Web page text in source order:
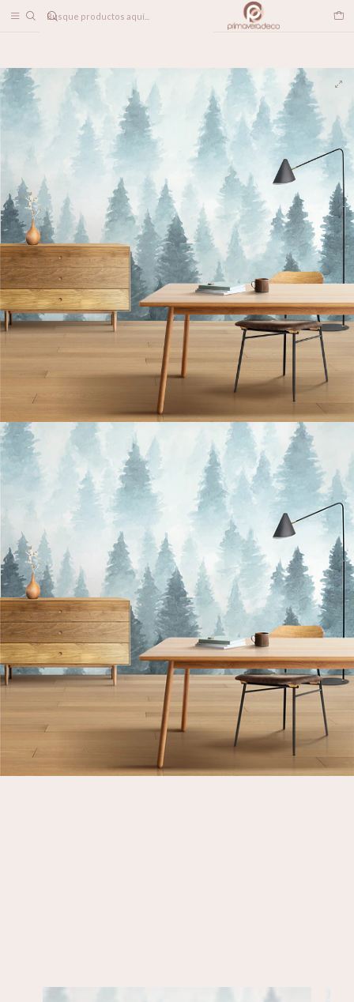
PAPELES MURALES NATURALEZA